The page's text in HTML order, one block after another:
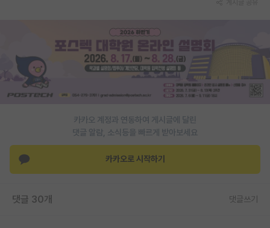
인문사회 계열 게시판
특수/전문대학원 게시판
반도체/AI 게시판
장학금/장학생 게시판
학술 정보 게시판
카카오 계정과 연동하여 게시글에 달린
댓글 알람, 소식등을 빠르게 받아보세요
카카오로 시작하기
댓글 30개 댓글쓰기